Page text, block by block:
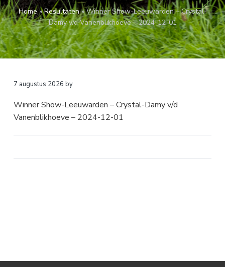
a
v
i
g
a
o
u
d
k
s
t
Home»Resultaten»Winner Show-Leeuwarden – Crystal-
Damy v/d Vanenblikhoeve – 2024-12-01
7 augustus 2026 by
Winner Show-Leeuwarden – Crystal-Damy v/d
Vanenblikhoeve – 2024-12-01